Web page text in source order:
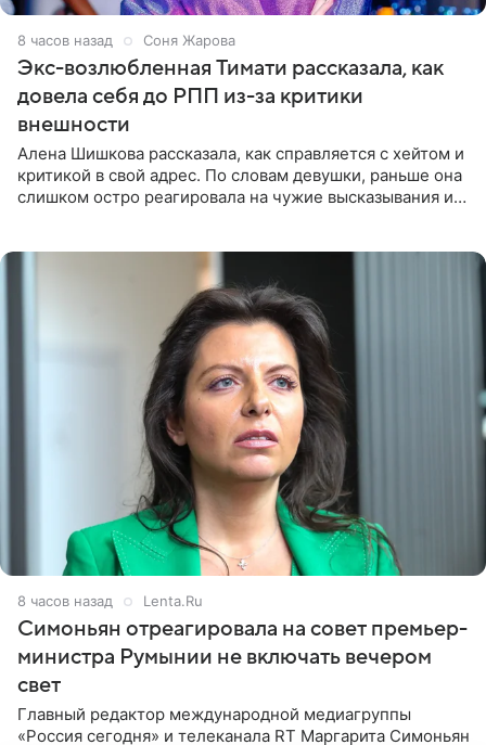
8 часов назад Соня Жарова
Экс-возлюбленная Тимати рассказала, как
довела себя до РПП из-за критики
внешности
Алена Шишкова рассказала, как справляется с хейтом и
критикой в свой адрес. По словам девушки, раньше она
слишком остро реагировала на чужие высказывания и
8 часов назад Lenta.Ru
Симоньян отреагировала на совет премьер-
министра Румынии не включать вечером
свет
Главный редактор международной медиагруппы
«Россия сегодня» и телеканала RT Маргарита Симоньян